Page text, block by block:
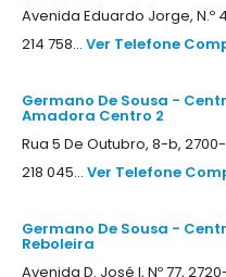
Avenida Eduardo Jorge, N.º
214 758... Ver Telefone
Germano De Sousa -
Amadora Centro 2
Rua 5 De Outubro, 8-b, 2700-
218 045... Ver Telefone
Germano De Sousa -
Reboleira
Avenida D. José I, Nº 77,